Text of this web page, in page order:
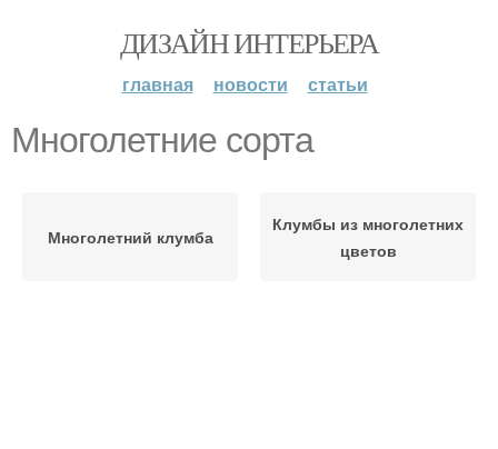
ДИЗАЙН ИНТЕРЬЕРА
главная новости статьи
Многолетние сорта
Многолетний клумба
Клумбы из многолетних
цветов